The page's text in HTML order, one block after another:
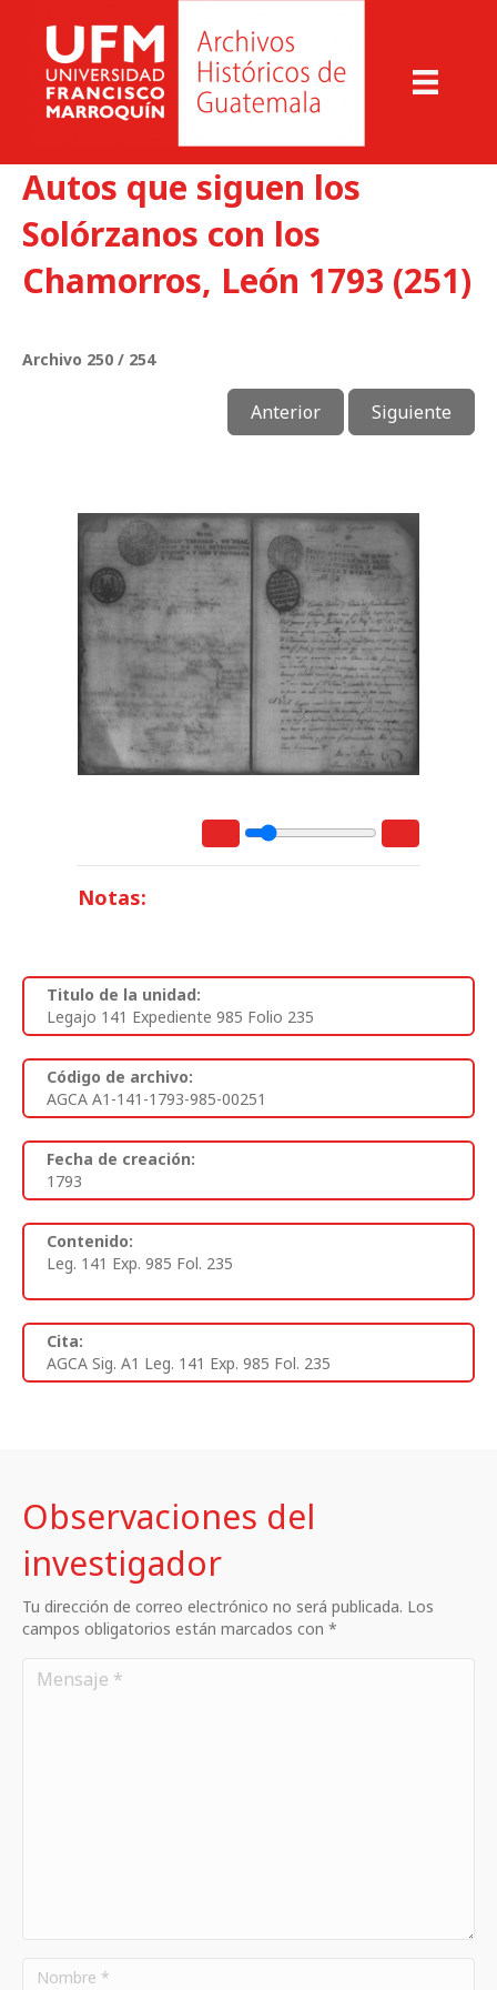
Autos que siguen los
Solórzanos con los
Chamorros, León 1793 (251)
Archivo 250 / 254
Anterior Siguiente
Notas:
Titulo de la unidad:
Legajo 141 Expediente 985 Folio 235
Código de archivo:
AGCA A1-141-1793-985-00251
Fecha de creación:
1793
Contenido:
Leg. 141 Exp. 985 Fol. 235
Cita:
AGCA Sig. A1 Leg. 141 Exp. 985 Fol. 235
Observaciones del
investigador
Tu dirección de correo electrónico no será publicada. Los
campos obligatorios están marcados con *